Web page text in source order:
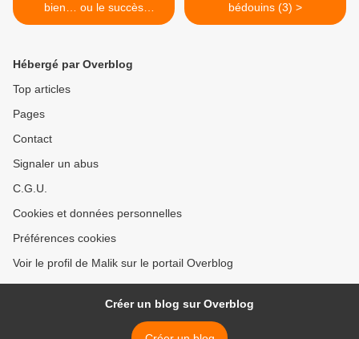
bien… ou le succès
enviable des éléments de
bédouins (3) >
Hébergé par Overblog
Top articles
Pages
Contact
Signaler un abus
C.G.U.
Cookies et données personnelles
Préférences cookies
Voir le profil de Malik sur le portail Overblog
Créer un blog sur Overblog